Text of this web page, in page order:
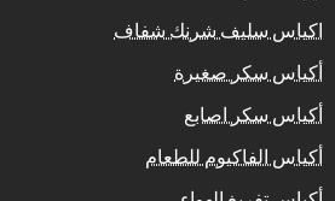
اكياس سليف شرنك شفاف
أكياس سكر صغيرة
أكياس سكر اصابع
أكياس الفاكيوم للطعام